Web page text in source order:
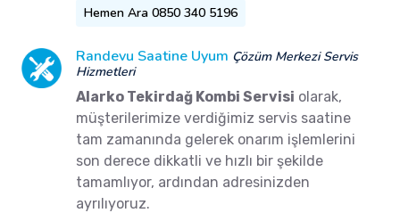
Hemen Ara 0850 340 5196
Randevu Saatine Uyum Çözüm Merkezi Servis
Hizmetleri
Alarko Tekirdağ Kombi Servisi olarak,
müşterilerimize verdiğimiz servis saatine
tam zamanında gelerek onarım işlemlerini
son derece dikkatli ve hızlı bir şekilde
tamamlıyor, ardından adresinizden
ayrılıyoruz.